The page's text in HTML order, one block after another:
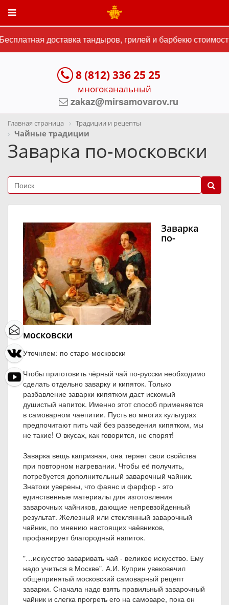
доставка тандыров, грилей и барбекю
8 (812) 336 25 25
многоканальный
zakaz@mirsamovarov.ru
Главная страница Традиции и рецепты
Чайные традиции
Заварка по-московски
Заварка
по-
московски
Уточняем: по старо-московски
Чтобы приготовить чёрный чай по-русски необходимо
сделать отдельно заварку и кипяток. Только
разбавление заварки кипятком даст искомый
душистый напиток. Именно этот способ применяется
в самоварном чаепитии. Пусть во многих культурах
предпочитают пить чай без разведения кипятком, мы
не такие! О вкусах, как говорится, не спорят!
Заварка вещь капризная, она теряет свои свойства
при повторном нагревании. Чтобы её получить,
потребуется дополнительный заварочный чайник.
Знатоки уверены, что фаянс и фарфор - это
единственные материалы для изготовления
заварочных чайников, дающие непревзойденный
результат. Железный или стеклянный заварочный
чайник, по мнению настоящих чаёвников,
профанирует благородный напиток.
"…искусство заваривать чай - великое искусство. Ему
надо учиться в Москве". А.И. Куприн увековечил
общепринятый московский самоварный рецепт
заварки. Сначала надо взять правильный заварочный
чайник и слегка прогреть его на самоваре, пока он